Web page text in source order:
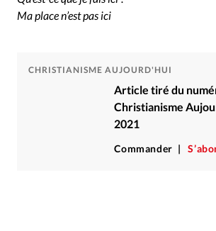
Ma place n’est pas ici
CHRISTIANISME AUJOURD'HUI
Article tiré du
Christianisme
2021
Commander